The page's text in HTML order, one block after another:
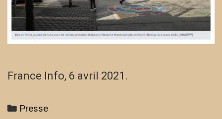
France Info, 6 avril 2021.
Categories
Presse